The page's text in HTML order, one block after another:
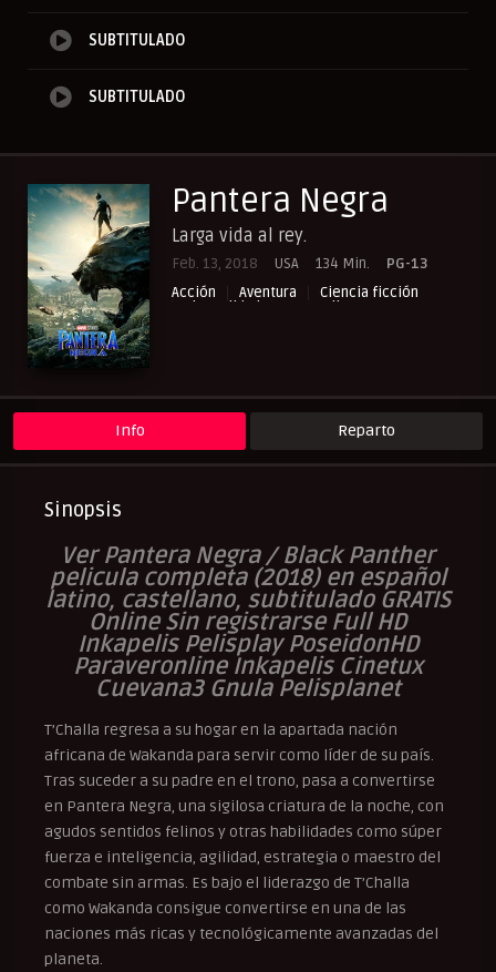
SUBTITULADO
SUBTITULADO
Pantera Negra
Larga vida al rey.
Feb. 13, 2018 USA 134 Min.
PG-13
Acción
Aventura
Ciencia ficción
Cinecalidad
NewPelis org
Info Reparto
Sinopsis
Ver Pantera Negra / Black Panther
pelicula completa (2018) en español
latino, castellano, subtitulado GRATIS
Online Sin registrarse Full HD
Inkapelis Pelisplay PoseidonHD
Paraveronline Inkapelis Cinetux
Cuevana3 Gnula Pelisplanet
T’Challa regresa a su hogar en la apartada nación
africana de Wakanda para servir como líder de su país.
Tras suceder a su padre en el trono, pasa a convertirse
en Pantera Negra, una sigilosa criatura de la noche, con
agudos sentidos felinos y otras habilidades como súper
fuerza e inteligencia, agilidad, estrategia o maestro del
combate sin armas. Es bajo el liderazgo de T’Challa
como Wakanda consigue convertirse en una de las
naciones más ricas y tecnológicamente avanzadas del
planeta.